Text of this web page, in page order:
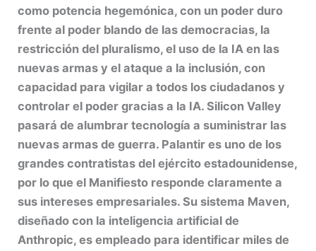
como potencia hegemónica, con un poder duro
frente al poder blando de las democracias, la
restricción del pluralismo, el uso de la IA en las
nuevas armas y el ataque a la inclusión, con
capacidad para vigilar a todos los ciudadanos y
controlar el poder gracias a la IA. Silicon Valley
pasará de alumbrar tecnología a suministrar las
nuevas armas de guerra. Palantir es uno de los
grandes contratistas del ejército estadounidense,
por lo que el Manifiesto responde claramente a
sus intereses empresariales. Su sistema Maven,
diseñado con la inteligencia artificial de
Anthropic, es empleado para identificar miles de